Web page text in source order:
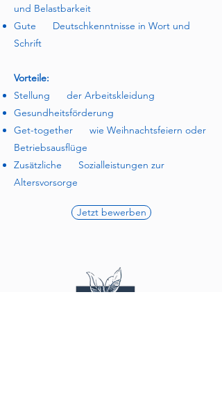
und Belastbarkeit​
Gute Deutschkenntnisse in Wort und
Schrift​
Vorteile:
Stellung der Arbeitskleidung​
Gesundheitsförderung​
Get-together wie Weihnachtsfeiern oder
Betriebsausflüge​
Zusätzliche Sozialleistungen zur
Altersvorsorge
Jetzt bewerben